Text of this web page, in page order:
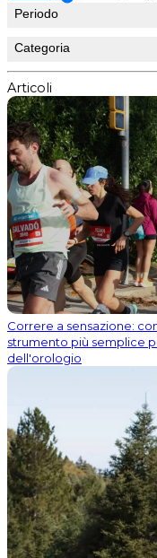
Periodo
Categoria
Articoli
Correre a sensazione:
strumento più semplice
dell'orologio